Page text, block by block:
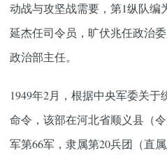
动战与攻坚战需要，第1纵队编
延杰任司令员，旷伏兆任政治
政治部主任。
1949年2月，根据中央军委关
命令，该部在河北省顺义县（
军第66军，隶属第20兵团（直